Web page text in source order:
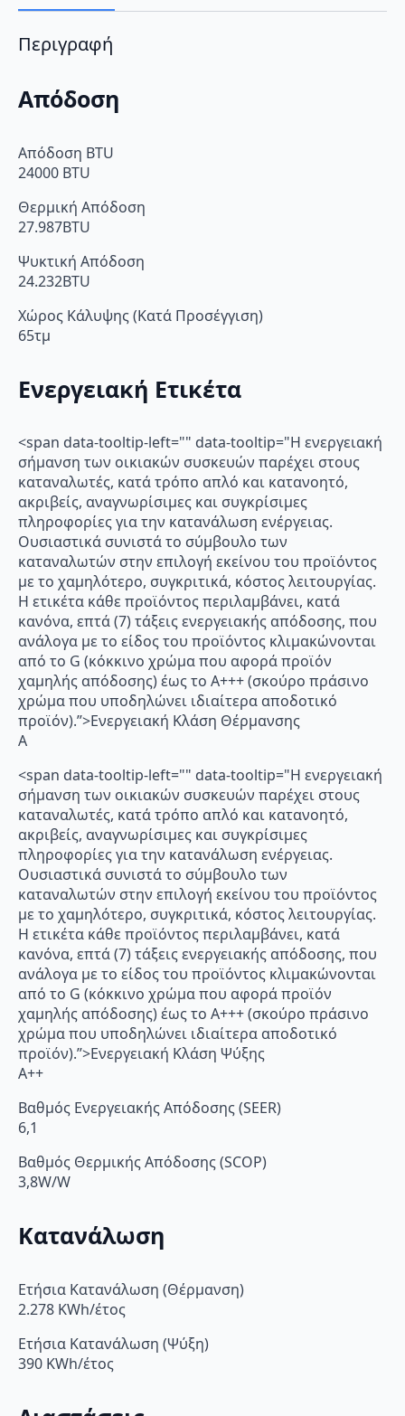
Περιγραφή
Απόδοση
Απόδοση BTU
24000 BTU
Θερμική Απόδοση
27.987BTU
Ψυκτική Απόδοση
24.232BTU
Χώρος Κάλυψης (Κατά Προσέγγιση)
65τμ
Ενεργειακή Ετικέτα
<span data-tooltip-left="" data-tooltip="Η ενεργειακή
σήμανση των οικιακών συσκευών παρέχει στους
καταναλωτές, κατά τρόπο απλό και κατανοητό,
ακριβείς, αναγνωρίσιμες και συγκρίσιμες
πληροφορίες για την κατανάλωση ενέργειας.
Ουσιαστικά συνιστά το σύμβουλο των
καταναλωτών στην επιλογή εκείνου του προϊόντος
με το χαμηλότερο, συγκριτικά, κόστος λειτουργίας.
Η ετικέτα κάθε προϊόντος περιλαμβάνει, κατά
κανόνα, επτά (7) τάξεις ενεργειακής απόδοσης, που
ανάλογα με το είδος του προϊόντος κλιμακώνονται
από το G (κόκκινο χρώμα που αφορά προϊόν
χαμηλής απόδοσης) έως το Α+++ (σκούρο πράσινο
χρώμα που υποδηλώνει ιδιαίτερα αποδοτικό
προϊόν).”>Ενεργειακή Κλάση Θέρμανσης
A
<span data-tooltip-left="" data-tooltip="Η ενεργειακή
σήμανση των οικιακών συσκευών παρέχει στους
καταναλωτές, κατά τρόπο απλό και κατανοητό,
ακριβείς, αναγνωρίσιμες και συγκρίσιμες
πληροφορίες για την κατανάλωση ενέργειας.
Ουσιαστικά συνιστά το σύμβουλο των
καταναλωτών στην επιλογή εκείνου του προϊόντος
με το χαμηλότερο, συγκριτικά, κόστος λειτουργίας.
Η ετικέτα κάθε προϊόντος περιλαμβάνει, κατά
κανόνα, επτά (7) τάξεις ενεργειακής απόδοσης, που
ανάλογα με το είδος του προϊόντος κλιμακώνονται
από το G (κόκκινο χρώμα που αφορά προϊόν
χαμηλής απόδοσης) έως το Α+++ (σκούρο πράσινο
χρώμα που υποδηλώνει ιδιαίτερα αποδοτικό
προϊόν).”>Ενεργειακή Κλάση Ψύξης
A++
Βαθμός Ενεργειακής Απόδοσης (SEER)
6,1
Βαθμός Θερμικής Απόδοσης (SCOP)
3,8W/W
Κατανάλωση
Ετήσια Κατανάλωση (Θέρμανση)
2.278 KWh/έτος
Ετήσια Κατανάλωση (Ψύξη)
390 KWh/έτος